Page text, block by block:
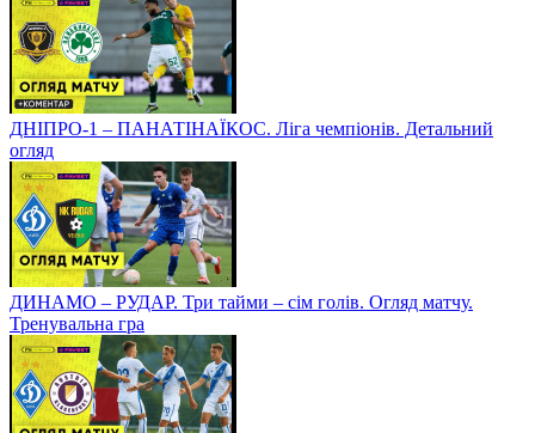
ДНІПРО-1 – ПАНАТІНАЇКОС. Ліга чемпіонів. Детальний
огляд
ДИНАМО – РУДАР. Три тайми – сім голів. Огляд матчу.
Тренувальна гра